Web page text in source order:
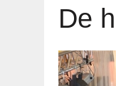
De